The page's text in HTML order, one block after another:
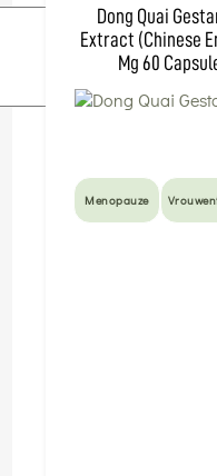
Dong Quai
Extract (Chinese
Mg 60
Menopauze